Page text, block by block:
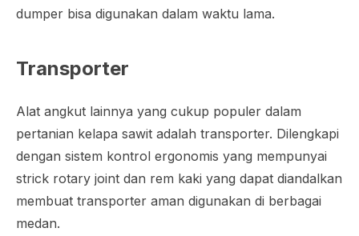
dumper bisa digunakan dalam waktu lama.
Transporter
Alat angkut lainnya yang cukup populer dalam
pertanian kelapa sawit adalah transporter. Dilengkapi
dengan sistem kontrol ergonomis yang mempunyai
strick rotary joint dan rem kaki yang dapat diandalkan
membuat transporter aman digunakan di berbagai
medan.